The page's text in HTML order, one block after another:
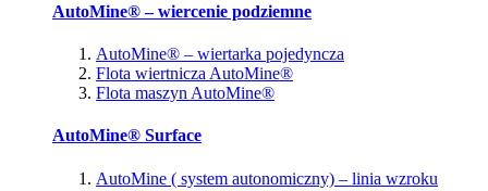
AutoMine® – wiercenie podziemne
AutoMine® – wiertarka pojedyncza
Flota wiertnicza AutoMine®
Flota maszyn AutoMine®
AutoMine® Surface
AutoMine ( system autonomiczny) – linia wzroku